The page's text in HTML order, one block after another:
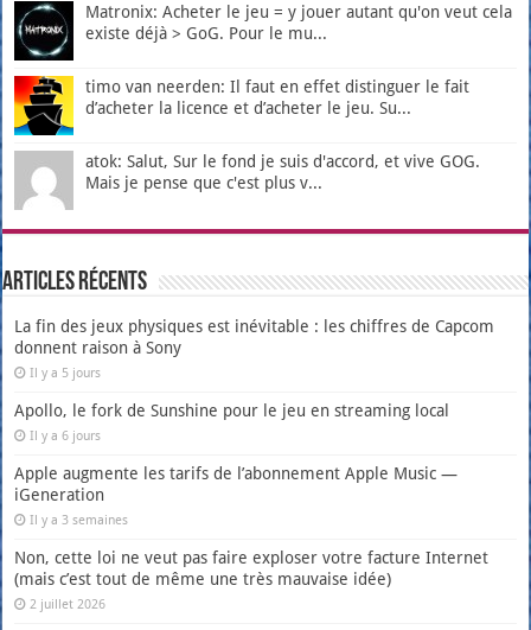
Matronix: Acheter le jeu = y jouer autant qu'on veut cela
existe déjà > GoG. Pour le mu...
timo van neerden: Il faut en effet distinguer le fait
d’acheter la licence et d’acheter le jeu. Su...
atok: Salut, Sur le fond je suis d'accord, et vive GOG.
Mais je pense que c'est plus v...
Articles récents
La fin des jeux physiques est inévitable : les chiffres de Capcom
donnent raison à Sony
Il y a 5 jours
Apollo, le fork de Sunshine pour le jeu en streaming local
Il y a 6 jours
Apple augmente les tarifs de l’abonnement Apple Music —
iGeneration
Il y a 3 semaines
Non, cette loi ne veut pas faire exploser votre facture Internet
(mais c’est tout de même une très mauvaise idée)
2 juillet 2026